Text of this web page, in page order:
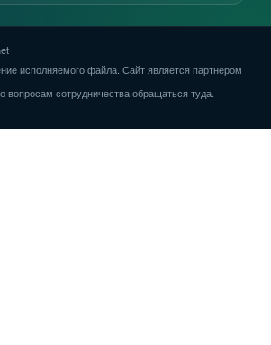
исполняемого файла. Сайт является партнером
вопросам сотрудничества обращаться туда.